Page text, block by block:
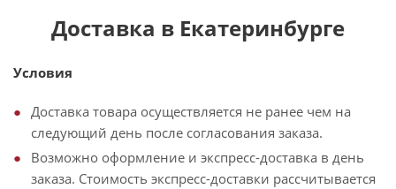
Доставка в Екатеринбурге
Условия
Доставка товара осуществляется не ранее чем на
следующий день после согласования заказа.
Возможно оформление и экспресс-доставка в день
заказа. Стоимость экспресс-доставки рассчитывается